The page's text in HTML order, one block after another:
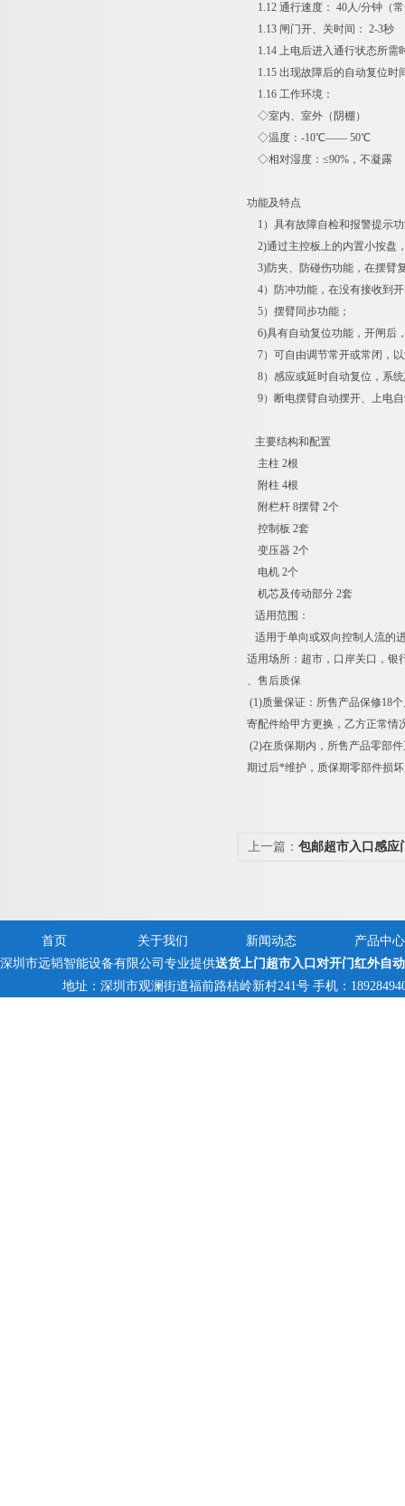
1.12 通行速度： 40人/分钟（
1.13 闸门开、关时间： 2-3秒
1.14 上电后进入通行状态所需
1.15 出现故障后的自动复位时
1.16 工作环境：
◇室内、室外（阴棚）
◇温度：-10℃—— 50℃
◇相对湿度：≤90%，不凝露
功能及特点
1）具有故障自检和报警提示
2)通过主控板上的内置小按盘
3)防夹、防碰伤功能，在摆臂
4）防冲功能，在没有接收到
5）摆臂同步功能；
6)具有自动复位功能，开闸后
7）可自由调节常开或常闭，
8）感应或延时自动复位，系
9）断电摆臂自动摆开、上电
主要结构和配置
主柱 2根
附柱 4根
附栏杆 8摆臂 2个
控制板 2套
变压器 2个
电机 2个
机芯及传动部分 2套
适用范围：
适用于单向或双向控制人流的
适用场所：超市，口岸关口，银
、售后质保
(1)质量保证：所售产品保修18
寄配件给甲方更换，乙方正常情
(2)在质保期内，所售产品零部
期过后*维护，质保期零部件损
上一篇： 包邮超市入口感应
首页 关于我们 新闻动态
产品中心
深圳市远韬智能设备有限公司专业提供送货上门超市入口对开门红外自
地址：深圳市观澜街道福前路桔岭新村241号 手机：